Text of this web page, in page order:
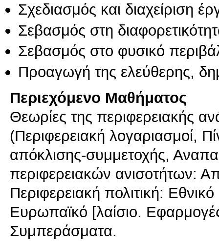
Σχεδιασμός και διαχείριση
Σεβασμός στη
Σεβασμός στο φυσικό
Προαγωγή της ελεύθερης,
Περιεχόμενο Μαθήματος
Θεωρίες της περιφερειακής
(Περιφερειακή λογαριασμοί,
απόκλισης-συμμετοχής,
περιφερειακών ανισοτήτων:
Περιφερειακή πολιτική:
Ευρωπαϊκό [λαίσιο.